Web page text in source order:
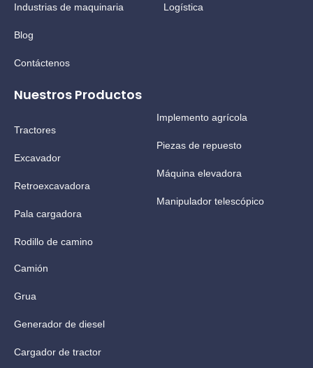
Industrias de maquinaria
Blog
Contáctenos
Logística
Nuestros Productos
Tractores
Excavador
Retroexcavadora
Pala cargadora
Rodillo de camino
Implemento agrícola
Piezas de repuesto
Máquina elevadora
Manipulador telescópico
Camión
Grua
Generador de diesel
Cargador de tractor